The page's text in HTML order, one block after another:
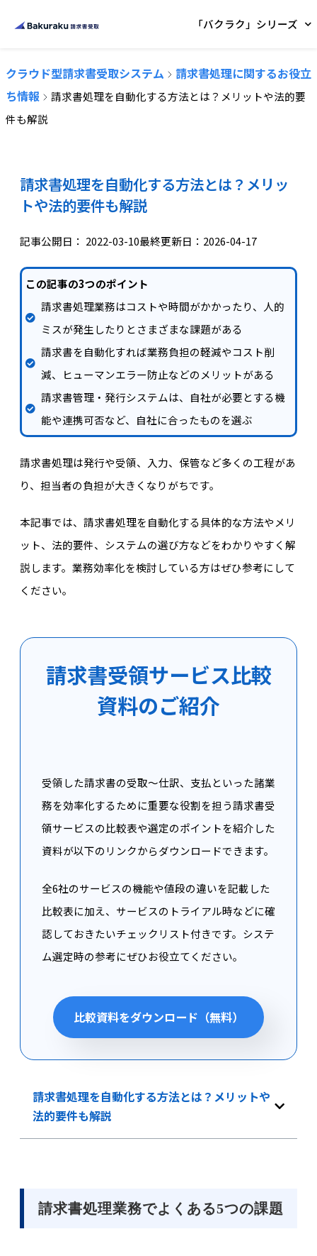
「バクラク」シリーズ
クラウド型請求書受取システム
請求書処理に関するお役立
ち情報
請求書処理を自動化する方法とは？メリットや法的要
件も解説
請求書処理を自動化する方法とは？メリッ
トや法的要件も解説
記事公開日： 2022-03-10最終更新日：2026-04-17
この記事の3つのポイント
請求書処理業務はコストや時間がかかったり、人的
ミスが発生したりとさまざまな課題がある
請求書を自動化すれば業務負担の軽減やコスト削
減、ヒューマンエラー防止などのメリットがある
請求書管理・発行システムは、自社が必要とする機
能や連携可否など、自社に合ったものを選ぶ
請求書処理は発行や受領、入力、保管など多くの工程があ
り、担当者の負担が大きくなりがちです。
本記事では、請求書処理を自動化する具体的な方法やメリ
ット、法的要件、システムの選び方などをわかりやすく解
説します。業務効率化を検討している方はぜひ参考にして
ください。
請求書受領サービス比較
資料のご紹介
受領した請求書の受取〜仕訳、支払といった諸業
務を効率化するために重要な役割を担う請求書受
領サービスの比較表や選定のポイントを紹介した
資料が以下のリンクからダウンロードできます。
全6社のサービスの機能や値段の違いを記載した
比較表に加え、サービスのトライアル時などに確
認しておきたいチェックリスト付きです。システ
ム選定時の参考にぜひお役立てください。
比較資料をダウンロード（無料）
請求書処理を自動化する方法とは？メリットや
法的要件も解説
請求書処理業務でよくある5つの課題